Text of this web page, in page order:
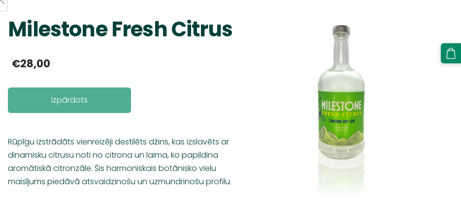
Milestone Fresh Citrus
€28,00
Izpārdots
Rūpīgu izstrādāts vienreizēji destilēts džins, kas izslavēts ar
dinamisku citrusu noti no citrona un laima, ko papildina
aromātiskā citronzāle. Šis harmoniskais botānisko vielu
maisījums piedāvā atsvaidzinošu un uzmundrinošu profilu.